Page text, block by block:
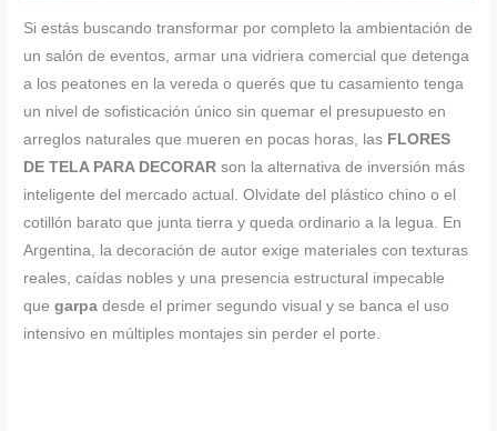
Si estás buscando transformar por completo la ambientación de
un salón de eventos, armar una vidriera comercial que detenga
a los peatones en la vereda o querés que tu casamiento tenga
un nivel de sofisticación único sin quemar el presupuesto en
arreglos naturales que mueren en pocas horas, las FLORES
DE TELA PARA DECORAR son la alternativa de inversión más
inteligente del mercado actual. Olvidate del plástico chino o el
cotillón barato que junta tierra y queda ordinario a la legua. En
Argentina, la decoración de autor exige materiales con texturas
reales, caídas nobles y una presencia estructural impecable
quegarpa desde el primer segundo visual y se banca el uso
intensivo en múltiples montajes sin perder el porte.